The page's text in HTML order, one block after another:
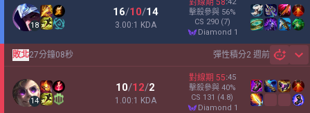
18
16/10/14
3.00:1 KDA
對線期 58
擊殺參與 56%
CS 290 (7)
diamond 1
彈性積分2 週前
敗北27分鐘08秒
14
10/12/2
1.00:1 KDA
對線期 55:45
擊殺參與 40%
CS 131 (4.8)
diamond 1